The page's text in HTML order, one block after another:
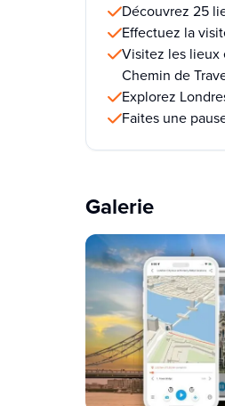
Découvrez 25
Effectuez la
Visitez les lieux
Chemin de
Explorez
Faites une
Galerie